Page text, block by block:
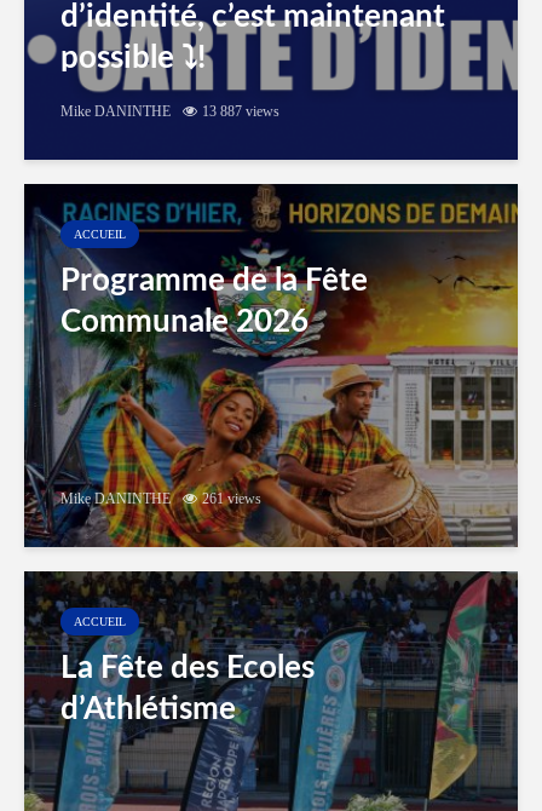
d’identité, c’est maintenant
possible ⤵️!
Mike DANINTHE 13 887 views
ACCUEIL
Programme de la Fête
Communale 2026
Mike DANINTHE 261 views
ACCUEIL
La Fête des Ecoles
d’Athlétisme